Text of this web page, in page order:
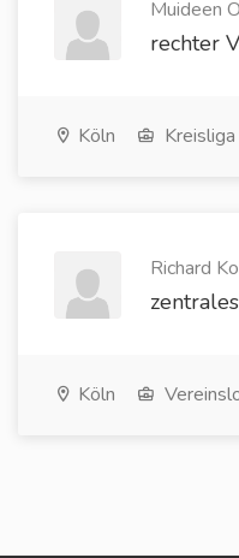
Muideen
rechter
Köln
Richard
Köln